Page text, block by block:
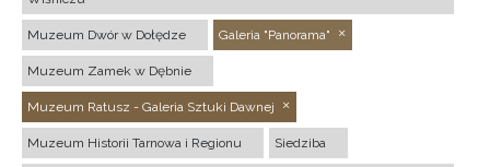
Muzeum Dwór w Dołędze Galeria "Panorama"
Muzeum Zamek w Dębnie
Muzeum Ratusz - Galeria Sztuki Dawnej
Muzeum Historii Tarnowa i Regionu Siedziba